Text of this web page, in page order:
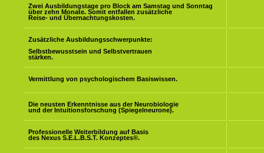
Zwei Ausbildungstage pro Block am Samstag und Sonntag
über zehn Monate. Somit entfallen zusätzliche
Reise- und Übernachtungskosten.
Zusätzliche Ausbildungsschwerpunkte:
Selbstbewusstsein und Selbstvertrauen
stärken.
Vermittlung von psychologischem Basiswissen.
Die neusten Erkenntnisse aus der Neurobiologie
und der Intuitionsforschung (Spiegelneurone).
Professionelle Weiterbildung auf Basis
des Nexus S.E.L.B.S.T. Konzeptes®.